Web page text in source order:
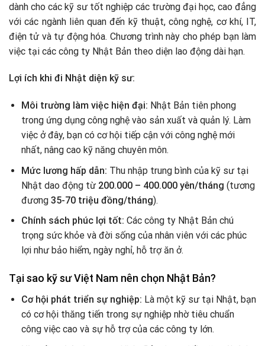
dành cho các kỹ sư tốt nghiệp các trường đại học, cao đẳng
với các ngành liên quan đến kỹ thuật, công nghệ, cơ khí, IT,
điện tử và tự động hóa. Chương trình này cho phép bạn làm
việc tại các công ty Nhật Bản theo diện lao động dài hạn.
Lợi ích khi đi Nhật diện kỹ sư:
Môi trường làm việc hiện đại: Nhật Bản tiên phong
trong ứng dụng công nghệ vào sản xuất và quản lý. Làm
việc ở đây, bạn có cơ hội tiếp cận với công nghệ mới
nhất, nâng cao kỹ năng chuyên môn.
Mức lương hấp dẫn: Thu nhập trung bình của kỹ sư tại
Nhật dao động từ 200.000 – 400.000 yên/tháng (tương
đương 35-70 triệu đồng/tháng).
Chính sách phúc lợi tốt: Các công ty Nhật Bản chú
trọng sức khỏe và đời sống của nhân viên với các phúc
lợi như bảo hiểm, ngày nghỉ, hỗ trợ ăn ở.
Tại sao kỹ sư Việt Nam nên chọn Nhật Bản?
Cơ hội phát triển sự nghiệp: Là một kỹ sư tại Nhật, bạn
có cơ hội thăng tiến trong sự nghiệp nhờ tiêu chuẩn
công việc cao và sự hỗ trợ của các công ty lớn.